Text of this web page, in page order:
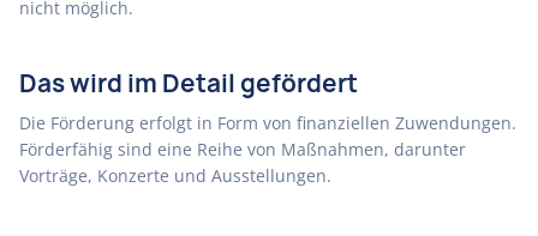
nicht möglich.
Das wird im Detail gefördert
Die Förderung erfolgt in Form von finanziellen Zuwendungen.
Förderfähig sind eine Reihe von Maßnahmen, darunter
Vorträge, Konzerte und Ausstellungen.